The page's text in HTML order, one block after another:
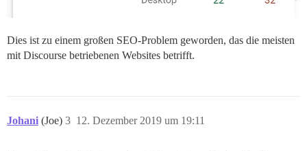
Dies ist zu einem großen SEO-Problem geworden, das die meisten
mit Discourse betriebenen Websites betrifft.
Johani (Joe) 12. Dezember 2019 um 19:11
3